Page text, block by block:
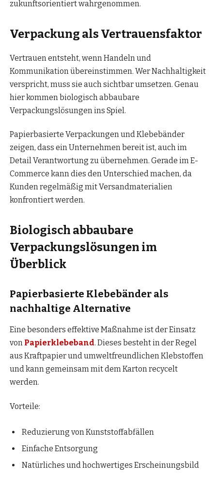
zukunftsorientiert wahrgenommen.
Verpackung als Vertrauensfaktor
Vertrauen entsteht, wenn Handeln und
Kommunikation übereinstimmen. Wer Nachhaltigkeit
verspricht, muss sie auch sichtbar umsetzen. Genau
hier kommen biologisch abbaubare
Verpackungslösungen ins Spiel.
Papierbasierte Verpackungen und Klebebänder
zeigen, dass ein Unternehmen bereit ist, auch im
Detail Verantwortung zu übernehmen. Gerade im E-
Commerce kann dies den Unterschied machen, da
Kunden regelmäßig mit Versandmaterialien
konfrontiert werden.
Biologisch abbaubare
Verpackungslösungen im
Überblick
Papierbasierte Klebebänder als
nachhaltige Alternative
Eine besonders effektive Maßnahme ist der Einsatz
von Papierklebeband. Dieses besteht in der Regel
aus Kraftpapier und umweltfreundlichen Klebstoffen
und kann gemeinsam mit dem Karton recycelt
werden.
Vorteile:
Reduzierung von Kunststoffabfällen
Einfache Entsorgung
Natürliches und hochwertiges Erscheinungsbild